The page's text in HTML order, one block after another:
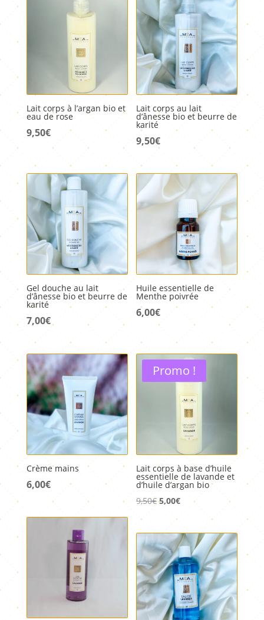
Lait corps à l’argan bio et
eau de rose
9,50€
Lait corps au lait
d’ânesse bio et beurre de
karité
9,50€
Gel douche au lait
d’ânesse bio et beurre de
karité
7,00€
Huile essentielle de
Menthe poivrée
6,00€
Crème mains
6,00€
Promo !
Lait corps à base d’huile
essentielle de lavande et
d’huile d’argan bio
9,50€Le
prix
initial
était :
9,50€.
5,00€Le
prix
actuel
est :
5,00€.